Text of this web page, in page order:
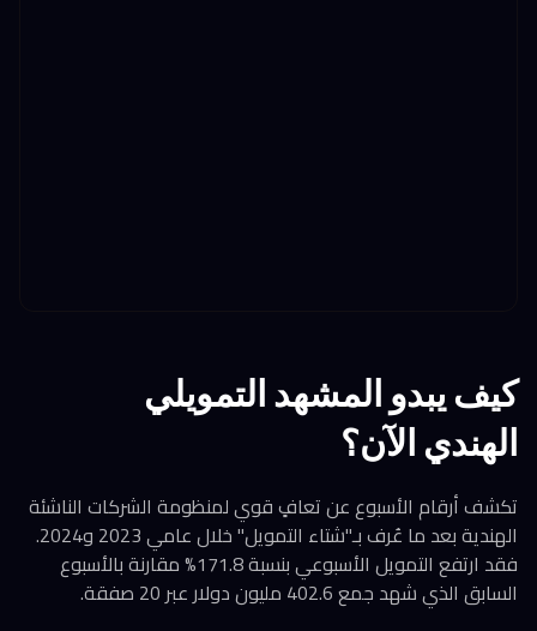
كيف يبدو المشهد التمويلي
الهندي الآن؟
تكشف أرقام الأسبوع عن تعافٍ قوي لمنظومة الشركات الناشئة
الهندية بعد ما عُرف بـ"شتاء التمويل" خلال عامي 2023 و2024.
فقد ارتفع التمويل الأسبوعي بنسبة 171.8% مقارنة بالأسبوع
السابق الذي شهد جمع 402.6 مليون دولار عبر 20 صفقة.